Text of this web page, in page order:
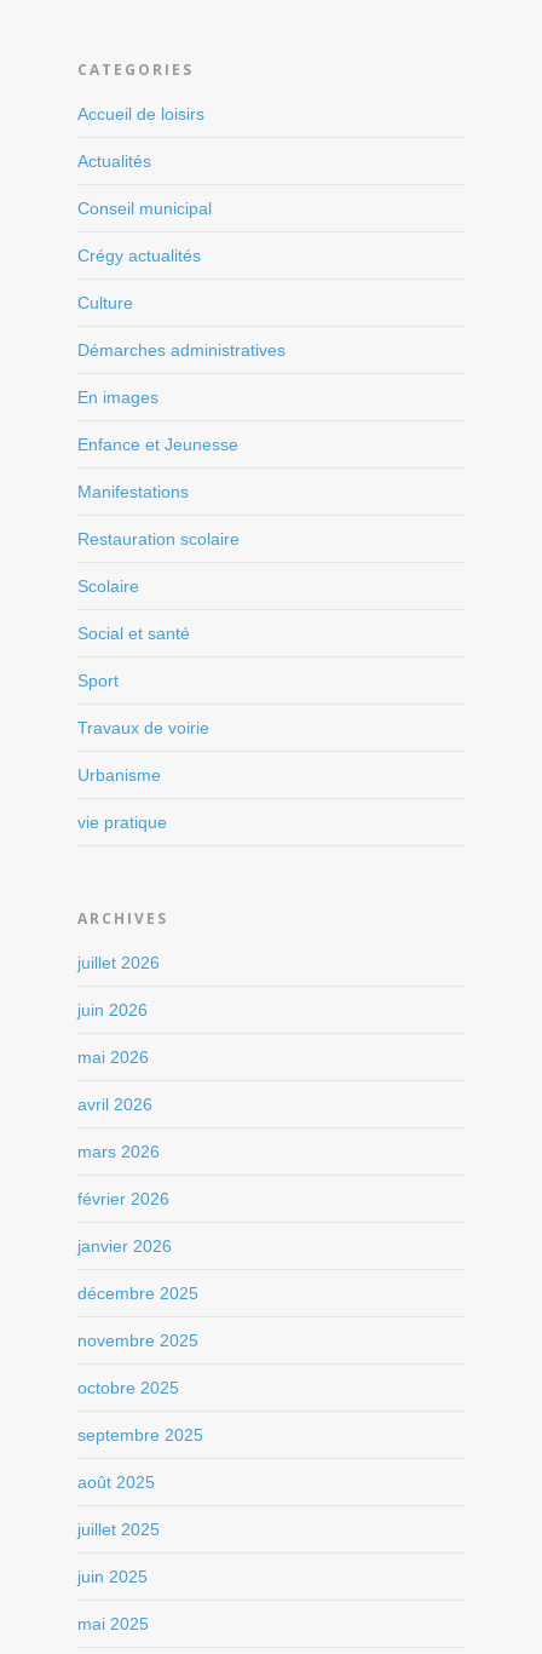
CATEGORIES
Accueil de loisirs
Actualités
Conseil municipal
Crégy actualités
Culture
Démarches administratives
En images
Enfance et Jeunesse
Manifestations
Restauration scolaire
Scolaire
Social et santé
Sport
Travaux de voirie
Urbanisme
vie pratique
ARCHIVES
juillet 2026
juin 2026
mai 2026
avril 2026
mars 2026
février 2026
janvier 2026
décembre 2025
novembre 2025
octobre 2025
septembre 2025
août 2025
juillet 2025
juin 2025
mai 2025